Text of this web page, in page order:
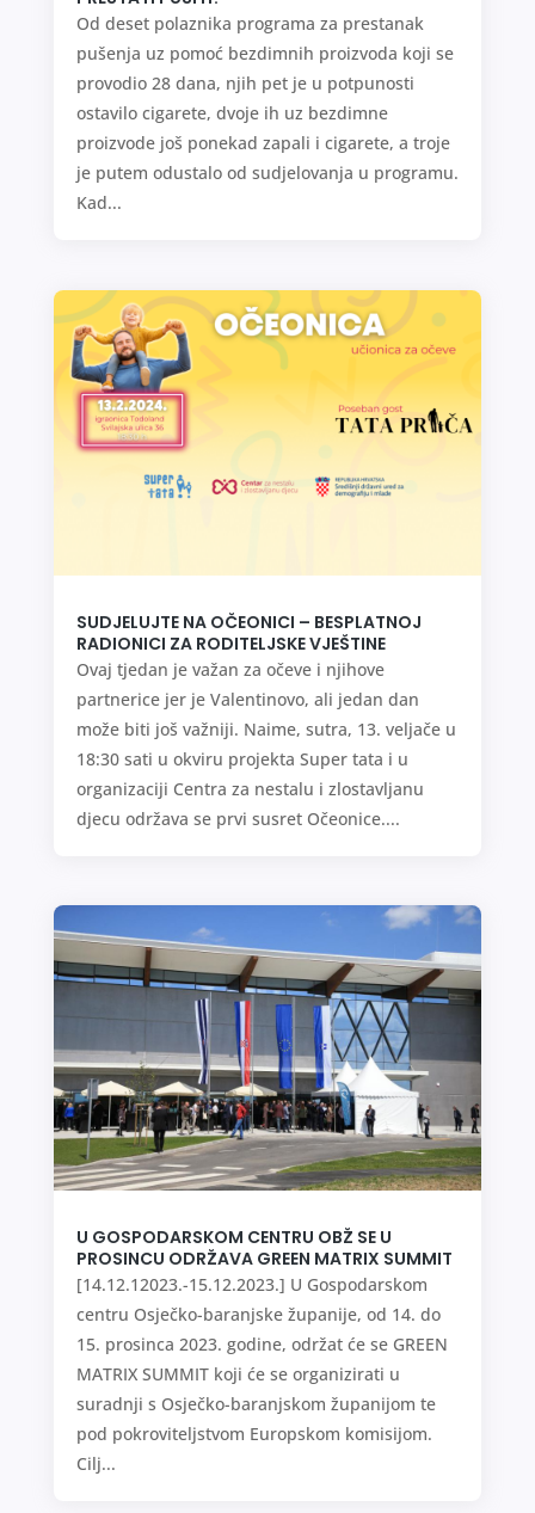
Od deset polaznika programa za prestanak
pušenja uz pomoć bezdimnih proizvoda koji se
provodio 28 dana, njih pet je u potpunosti
ostavilo cigarete, dvoje ih uz bezdimne
proizvode još ponekad zapali i cigarete, a troje
je putem odustalo od sudjelovanja u programu.
Kad...
SUDJELUJTE NA OČEONICI – BESPLATNOJ
RADIONICI ZA RODITELJSKE VJEŠTINE
Ovaj tjedan je važan za očeve i njihove
partnerice jer je Valentinovo, ali jedan dan
može biti još važniji. Naime, sutra, 13. veljače u
18:30 sati u okviru projekta Super tata i u
organizaciji Centra za nestalu i zlostavljanu
djecu održava se prvi susret Očeonice....
U GOSPODARSKOM CENTRU OBŽ SE U
PROSINCU ODRŽAVA GREEN MATRIX SUMMIT
[14.12.12023.-15.12.2023.] U Gospodarskom
centru Osječko-baranjske županije, od 14. do
15. prosinca 2023. godine, održat će se GREEN
MATRIX SUMMIT koji će se organizirati u
suradnji s Osječko-baranjskom županijom te
pod pokroviteljstvom Europskom komisijom.
Cilj...